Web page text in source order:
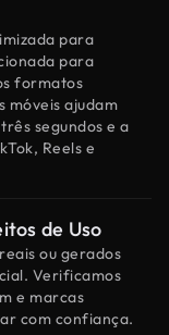
para
para
formatos
móveis ajudam
segundos e a
Reels e
de Uso
ou gerados
Verificamos
e marcas
com confiança.